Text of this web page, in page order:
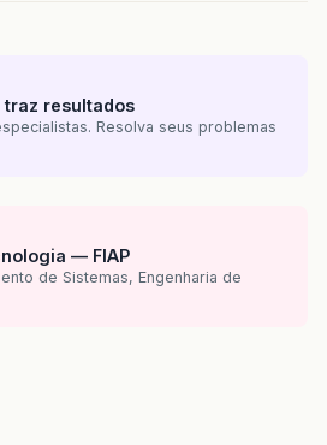
traz resultados
Resolva seus problemas
— FIAP
de Sistemas, Engenharia de